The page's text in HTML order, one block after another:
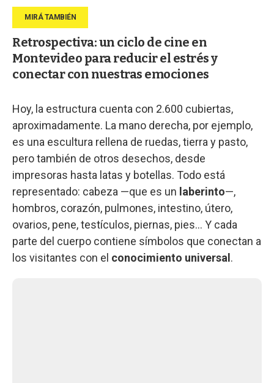
Retrospectiva: un ciclo de cine en
Montevideo para reducir el estrés y
conectar con nuestras emociones
Hoy, la estructura cuenta con 2.600 cubiertas,
aproximadamente. La mano derecha, por ejemplo,
es una escultura rellena de ruedas, tierra y pasto,
pero también de otros desechos, desde
impresoras hasta latas y botellas. Todo está
representado: cabeza —que es un laberinto—,
hombros, corazón, pulmones, intestino, útero,
ovarios, pene, testículos, piernas, pies… Y cada
parte del cuerpo contiene símbolos que conectan a
los visitantes con el conocimiento universal .